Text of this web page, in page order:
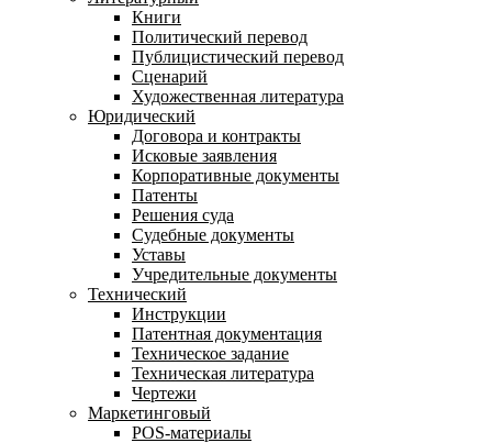
Книги
Политический перевод
Публицистический перевод
Сценарий
Художественная литература
Юридический
Договора и контракты
Исковые заявления
Корпоративные документы
Патенты
Решения суда
Судебные документы
Уставы
Учредительные документы
Технический
Инструкции
Патентная документация
Техническое задание
Техническая литература
Чертежи
Маркетинговый
POS-материалы